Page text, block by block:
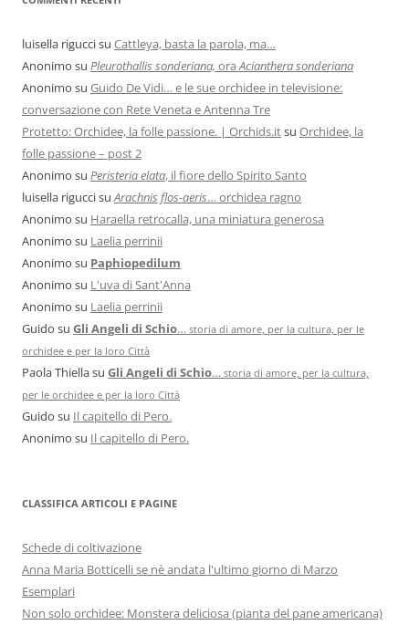
luisella riguccisu Cattleya, basta la parola, ma…
Anonimo su Pleurothallis sonderiana, ora Acianthera sonderiana
Anonimo su Guido De Vidi… e le sue orchidee in televisione:
conversazione con Rete Veneta e Antenna Tre
Protetto: Orchidee, la folle passione. | Orchids.itsu Orchidee, la
folle passione – post 2
Anonimo su Peristeria elata, il fiore dello Spirito Santo
luisella riguccisu Arachnis flos-aeris… orchidea ragno
Anonimo su Haraella retrocalla, una miniatura generosa
Anonimo su Laelia perrinii
Anonimo su Paphiopedilum
Anonimo su L'uva di Sant'Anna
Anonimo su Laelia perrinii
Guido su Gli Angeli di Schio… storia di amore, per la cultura, per le
orchidee e per la loro Città
Paola Thiellasu Gli Angeli di Schio… storia di amore, per la cultura,
per le orchidee e per la loro Città
Guido su Il capitello di Pero.
Anonimo su Il capitello di Pero.
CLASSIFICA ARTICOLI E PAGINE
Schede di coltivazione
Anna Maria Botticelli se nè andata l'ultimo giorno di Marzo
Esemplari
Non solo orchidee: Monstera deliciosa (pianta del pane americana)